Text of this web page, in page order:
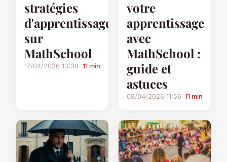
stratégies
d'apprentissage
sur
MathSchool
17/04/2026 13:38 11 min
votre
apprentissage
avec
MathSchool :
guide et
astuces
08/04/2026 11:56 11 min